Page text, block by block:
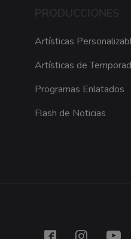
Artísticas
Artísticas de
Programas Enlatados
Flash de Noticias